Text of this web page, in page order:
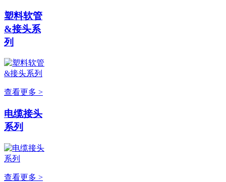
塑料软管
&接头系
列
查看更多 >
电缆接头
系列
查看更多 >